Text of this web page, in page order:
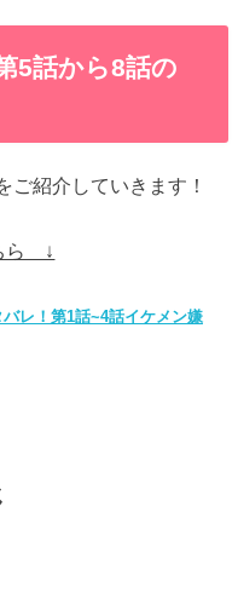
5話から8話の
ご紹介していきます！
ら ↓
レ！第1話~4話イケメン嫌